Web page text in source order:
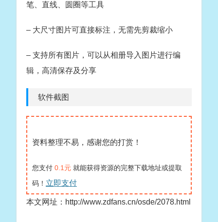
笔、直线、圆圈等工具
– 大尺寸图片可直接标注，无需先剪裁缩小
– 支持所有图片，可以从相册导入图片进行编
辑，高清保存及分享
软件截图
资料整理不易，感谢您的打赏！
您支付 0.1元 就能获得资源的完整下载地址或提取
码！ 立即支付
本文网址：http://www.zdfans.cn/osde/2078.html